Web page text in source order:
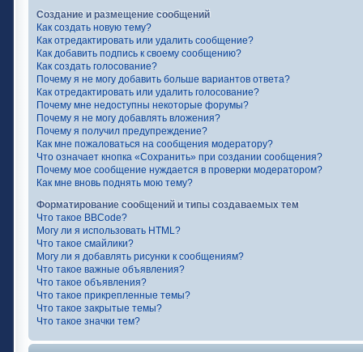
Создание и размещение сообщений
Как создать новую тему?
Как отредактировать или удалить сообщение?
Как добавить подпись к своему сообщению?
Как создать голосование?
Почему я не могу добавить больше вариантов ответа?
Как отредактировать или удалить голосование?
Почему мне недоступны некоторые форумы?
Почему я не могу добавлять вложения?
Почему я получил предупреждение?
Как мне пожаловаться на сообщения модератору?
Что означает кнопка «Сохранить» при создании сообщения?
Почему мое сообщение нуждается в проверки модератором?
Как мне вновь поднять мою тему?
Форматирование сообщений и типы создаваемых тем
Что такое BBCode?
Могу ли я использовать HTML?
Что такое смайлики?
Могу ли я добавлять рисунки к сообщениям?
Что такое важные объявления?
Что такое объявления?
Что такое прикрепленные темы?
Что такое закрытые темы?
Что такое значки тем?